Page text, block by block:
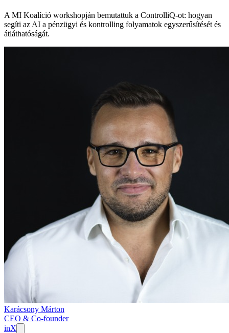
A MI Koalíció workshopján bemutattuk a ControlliQ-ot: hogyan
segíti az AI a pénzügyi és kontrolling folyamatok egyszerűsítését és
átláthatóságát.
Karácsony Márton
CEO & Co-founder
inX